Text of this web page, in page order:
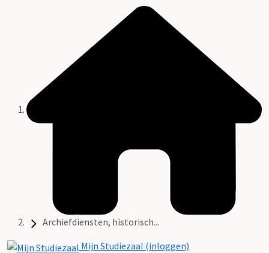
Archiefdiensten, historisch...
Mijn Studiezaal (inloggen)